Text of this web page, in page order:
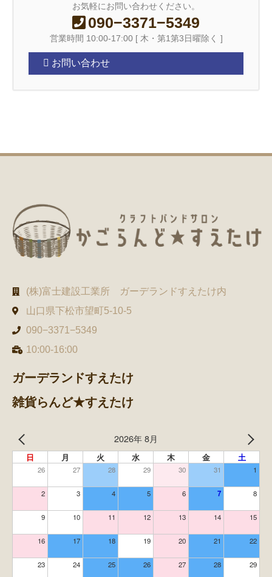
お気軽にお問い合わせください。
090−3371−5349
営業時間 10:00-17:00 [ 木・第1第3日曜除く ]
お問い合わせ
(株)富士建設工業所 ガーデランドすえたけ内
山口県下松市望町5-10-5
090−3371−5349
10:00-16:00
ガーデランドすえたけ
雑貨らんど★すえたけ
2026年 8月
日 月 火 水 木 金 土
26 27 28 29 30 31 1
2 3 4 5 6 7 8
9 10 11 12 13 14 15
16 17 18 19 20 21 22
23 24 25 26 27 28 29